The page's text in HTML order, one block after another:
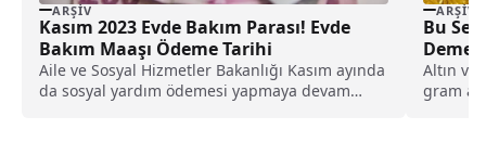
ARŞIV
Kasım 2023 Evde Bakım Parası! Evde
Bakım Maaşı Ödeme Tarihi
Aile ve Sosyal Hizmetler Bakanlığı Kasım ayında
da sosyal yardım ödemesi yapmaya devam
ARŞIV
Bu
ve
Altın ve
gram